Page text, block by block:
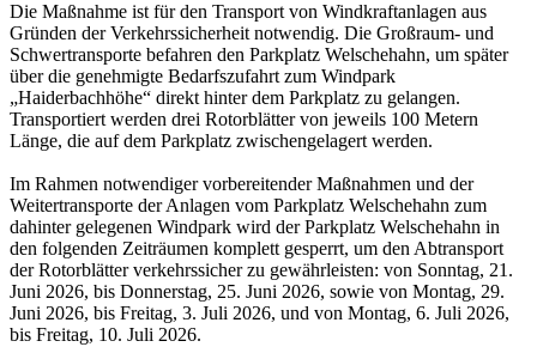
Die Maßnahme ist für den Transport von Windkraftanlagen aus
Gründen der Verkehrssicherheit notwendig. Die Großraum- und
Schwertransporte befahren den Parkplatz Welschehahn, um später
über die genehmigte Bedarfszufahrt zum Windpark
„Haiderbachhöhe“ direkt hinter dem Parkplatz zu gelangen.
Transportiert werden drei Rotorblätter von jeweils 100 Metern
Länge, die auf dem Parkplatz zwischengelagert werden.
Im Rahmen notwendiger vorbereitender Maßnahmen und der
Weitertransporte der Anlagen vom Parkplatz Welschehahn zum
dahinter gelegenen Windpark wird der Parkplatz Welschehahn in
den folgenden Zeiträumen komplett gesperrt, um den Abtransport
der Rotorblätter verkehrssicher zu gewährleisten: von Sonntag, 21.
Juni 2026, bis Donnerstag, 25. Juni 2026, sowie von Montag, 29.
Juni 2026, bis Freitag, 3. Juli 2026, und von Montag, 6. Juli 2026,
bis Freitag, 10. Juli 2026.